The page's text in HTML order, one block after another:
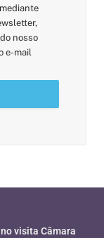
nosso
e-mail
visita Câmara